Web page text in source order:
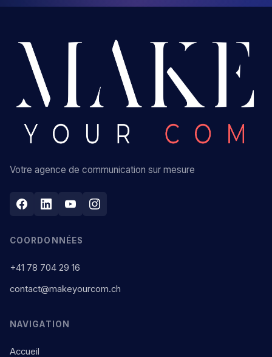
Votre agence de communication sur mesure
COORDONNÉES
+41 78 704 29 16
contact@makeyourcom.ch
NAVIGATION
Accueil